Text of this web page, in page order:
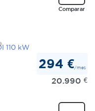
Comparar
294 €/mes
20.990 €